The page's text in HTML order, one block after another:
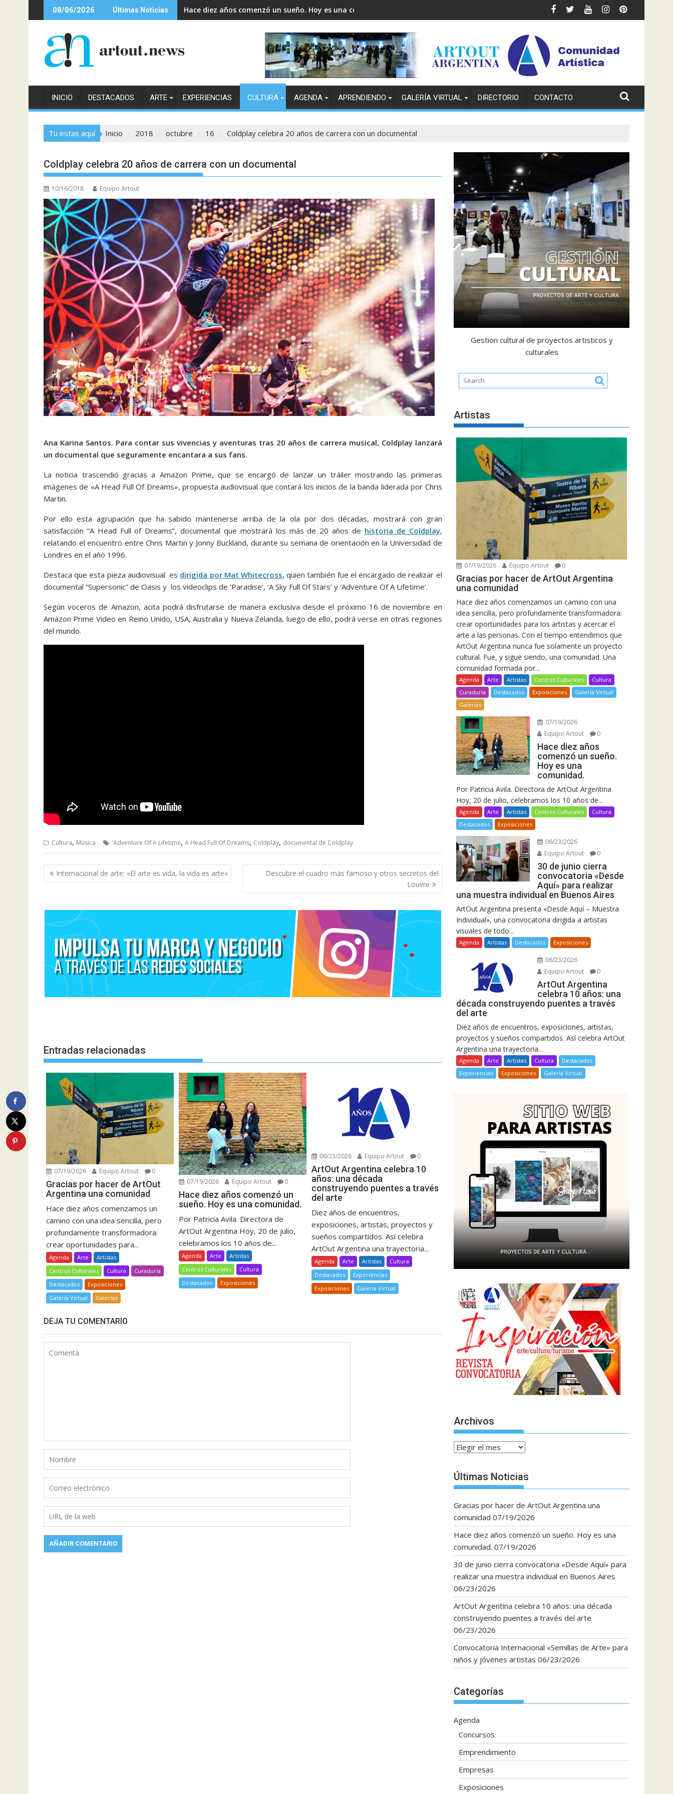
al
08/06/2026 Últimas Noticias Hace diez años comenzó un sueño. Hoy es una comunidad.
INICIO DESTACADOS ARTE EXPERIENCIAS CULTURA AGENDA APRENDIENDO GALERÍA VIRTUAL DIRECTORIO CONTACTO
Tu estas aquí Inicio 2018 octubre 16 Coldplay celebra 20 años de carrera con un documental
Coldplay celebra 20 años de carrera con un documental
10/16/2018 Equipo Artout
Ana Karina Santos. Para contar sus vivencias y aventuras tras 20 años de carrera musical, Coldplay lanzará
un documental que seguramente encantara a sus fans.
La noticia trascendió gracias a Amazon Prime, que se encargó de lanzar un tráiler mostrando las primeras
imágenes de «A Head Full Of Dreams», propuesta audiovisual que contará los inicios de la banda liderada por Chris
Martin.
Por ello esta agrupación que ha sabido mantenerse arriba de la ola por dos décadas, mostrará con gran
satisfacción “A Head Full of Dreams”, documental que mostrará los más de 20 años de historia de Coldplay,
relatando el encuentro entre Chris Martin y Jonny Buckland, durante su semana de orientación en la Universidad de
Londres en el año 1996.
Destaca que esta pieza audiovisual es dirigida por Mat Whitecross, quien también fue el encargado de realizar el
documental “Supersonic” de Oasis y los videoclips de ‘Paradise’, ‘A Sky Full Of Stars’ y ‘Adventure Of A Lifetime’.
Según voceros de Amazon, acita podrá disfrutarse de manera exclusiva desde el próximo 16 de noviembre en
Amazon Prime Video en Reino Unido, USA, Australia y Nueva Zelanda, luego de ello, podrá verse en otras regiones
del mundo.
Cultura, Música ‘Adventure Of A Lifetime, A Head Full Of Dreams, Coldplay, documental de Coldplay
Navegación
de
Internacional de arte: «El arte es vida, la vida es arte»
Descubre el cuadro más famoso y otros secretos del
Louvre
Entradas relacionadas
07/19/2026 Equipo Artout 0
Gracias por hacer de ArtOut
Argentina una comunidad
Hace diez años comenzamos un
camino con una idea sencilla, pero
profundamente transformadora:
crear oportunidades para...
Agenda Arte
Artistas
Centros Culturales
Cultura
Curaduría
Destacados
Exposiciones
Galería Virtual
Galerías
07/19/2026 Equipo Artout 0
Hace diez años comenzó un
sueño. Hoy es una comunidad.
Por Patricia Avila. Directora de
ArtOut Argentina Hoy, 20 de julio,
celebramos los 10 años de...
Agenda Arte
Artistas
Centros Culturales
Cultura
Destacados
Exposiciones
06/23/2026 Equipo Artout 0
ArtOut Argentina celebra 10
años: una década
construyendo puentes a través
del arte
Diez años de encuentros,
exposiciones, artistas, proyectos y
sueños compartidos. Así celebra
ArtOut Argentina una trayectoria...
Agenda Arte Artistas
Cultura
Destacados
Experiencias
Exposiciones
Galería Virtual
DEJA TU COMENTARIO
Gestion cultural de proyectos artisticos y
culturales
Artistas
07/19/2026 Equipo Artout 0
Gracias por hacer de ArtOut Argentina
una comunidad
Hace diez años comenzamos un camino con una
idea sencilla, pero profundamente transformadora:
crear oportunidades para los artistas y acercar el
arte a las personas. Con el tiempo entendimos que
ArtOut Argentina nunca fue solamente un proyecto
cultural. Fue, y sigue siendo, una comunidad. Una
comunidad formada por...
Agenda Arte Artistas Centros Culturales
Cultura
Curaduría
Destacados Exposiciones
Galería Virtual
Galerías
07/19/2026
Equipo Artout
0
Hace diez años
comenzó un sueño.
Hoy es una
comunidad.
Por Patricia Avila. Directora de ArtOut Argentina
Hoy, 20 de julio, celebramos los 10 años de...
Agenda Arte Artistas Centros Culturales
Cultura
Destacados
Exposiciones
06/23/2026
Equipo Artout
0
30 de junio cierra
convocatoria «Desde
Aquí» para realizar
una muestra individual en Buenos Aires
ArtOut Argentina presenta «Desde Aquí – Muestra
Individual», una convocatoria dirigida a artistas
visuales de todo...
Agenda Artistas Destacados Exposiciones
06/23/2026
Equipo Artout
0
ArtOut Argentina
celebra 10 años: una
década construyendo puentes a través
del arte
Diez años de encuentros, exposiciones, artistas,
proyectos y sueños compartidos. Así celebra ArtOut
Argentina una trayectoria...
Agenda Arte Artistas Cultura
Destacados
Experiencias
Exposiciones Galería Virtual
Archivos
Archivos
Últimas Noticias
Gracias por hacer de ArtOut Argentina una
comunidad 07/19/2026
Hace diez años comenzó un sueño. Hoy es una
comunidad. 07/19/2026
30 de junio cierra convocatoria «Desde Aquí» para
realizar una muestra individual en Buenos Aires
06/23/2026
ArtOut Argentina celebra 10 años: una década
construyendo puentes a través del arte
06/23/2026
Convocatoria Internacional «Semillas de Arte» para
niños y jóvenes artistas 06/23/2026
Categorías
Agenda
Concursos
Emprendimiento
Empresas
Exposiciones